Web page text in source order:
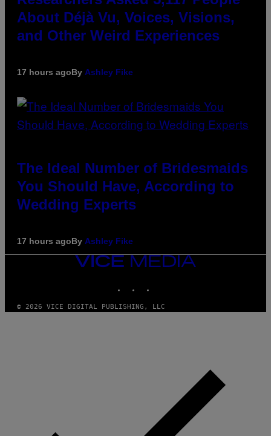
About Déjà Vu, Voices, Visions,
and Other Weird Experiences
17 hours agoBy Ashley Fike
The Ideal Number of Bridesmaids
You Should Have, According to
Wedding Experts
17 hours agoBy Ashley Fike
VICE
MEDIA
© 2026 VICE DIGITAL PUBLISHING, LLC